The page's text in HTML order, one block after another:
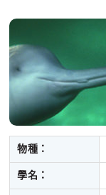
物種：
學名：